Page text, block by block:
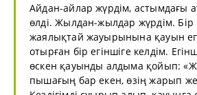
Айдан-айлар жүрдім, астымдағы
өлді. Жылдан-жылдар жүрдім. Бір
жаялықтай жауырынына қауын
отырған бір егіншіге келдім.
өскен қауынды алдыма қойып:
пышағың бар екен, өзің жарып